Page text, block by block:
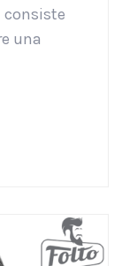
consiste
una